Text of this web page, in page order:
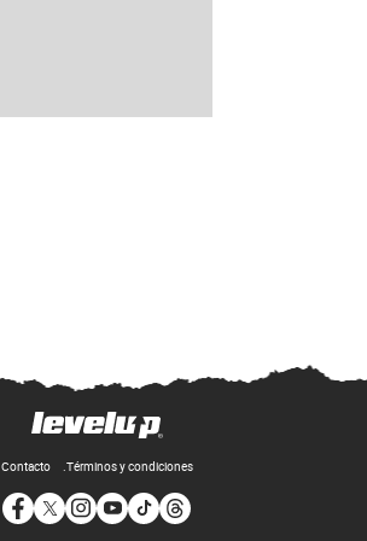
Contacto Términos y condiciones
Opens in new window
Opens in new window
Opens in new window
Opens in new window
Opens in new window
Opens in new window